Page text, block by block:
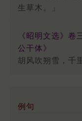
生草木。」
《昭明文选》卷
公干体》
胡风吹朔雪，千
例句